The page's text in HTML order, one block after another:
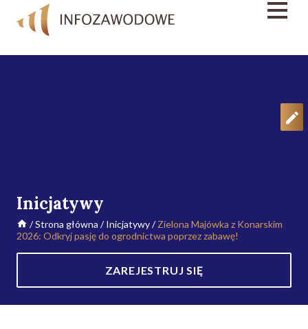
Inicjatywy
/Strona główna /Inicjatywy/Zielona Majówka z Konarskim
2026: Odkryj pasję do ogrodnictwa poprzez zabawę!
ZAREJESTRUJ SIĘ